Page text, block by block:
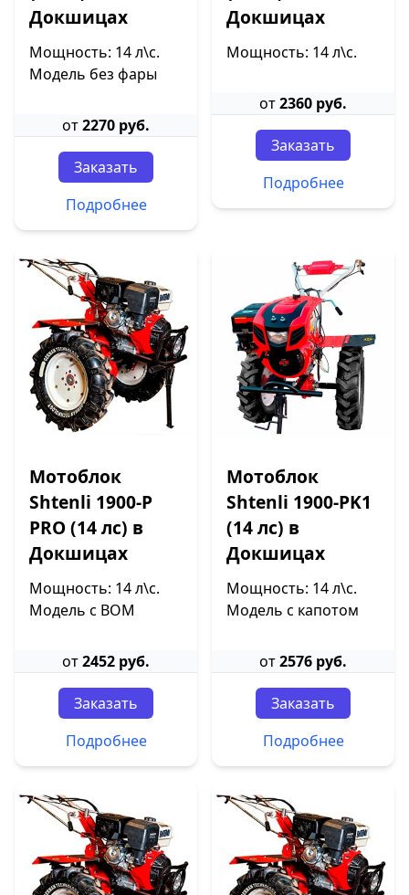
Докшицах
Мощность: 14 л\с.
Модель без фары
от2270 руб.
Заказать
Подробнее
Докшицах
Мощность: 14 л\с.
от2360 руб.
Заказать
Подробнее
Мотоблок
Shtenli 1900-P
PRO (14 лс) в
Докшицах
Мощность: 14 л\с.
Модель с ВОМ
от2452 руб.
Заказать
Подробнее
Мотоблок
Shtenli 1900-PK1
(14 лс) в
Докшицах
Мощность: 14 л\с.
Модель с капотом
от2576 руб.
Заказать
Подробнее